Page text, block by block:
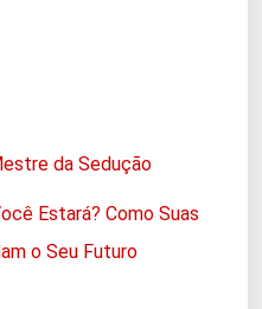
da Sedução
Estará? Como Suas
o Seu Futuro